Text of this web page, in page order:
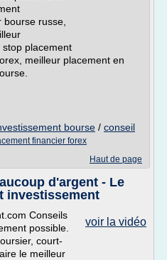
russe,
placement
meilleur placement en
bourse / conseil
financier forex
Haut de page
d'argent - Le
investissement
voir la vidéo
Conseils
possible.
court-
le meilleur